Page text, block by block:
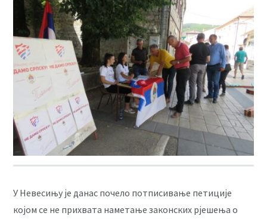
У Невесињу је данас почело потписивање петиције
којом се не прихвата наметање законских рјешења о